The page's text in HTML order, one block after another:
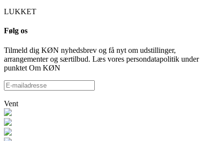
LUKKET
Følg os
Tilmeld dig KØN nyhedsbrev og få nyt om udstillinger,
arrangementer og særtilbud. Læs vores persondatapolitik under
punktet Om KØN
Vent